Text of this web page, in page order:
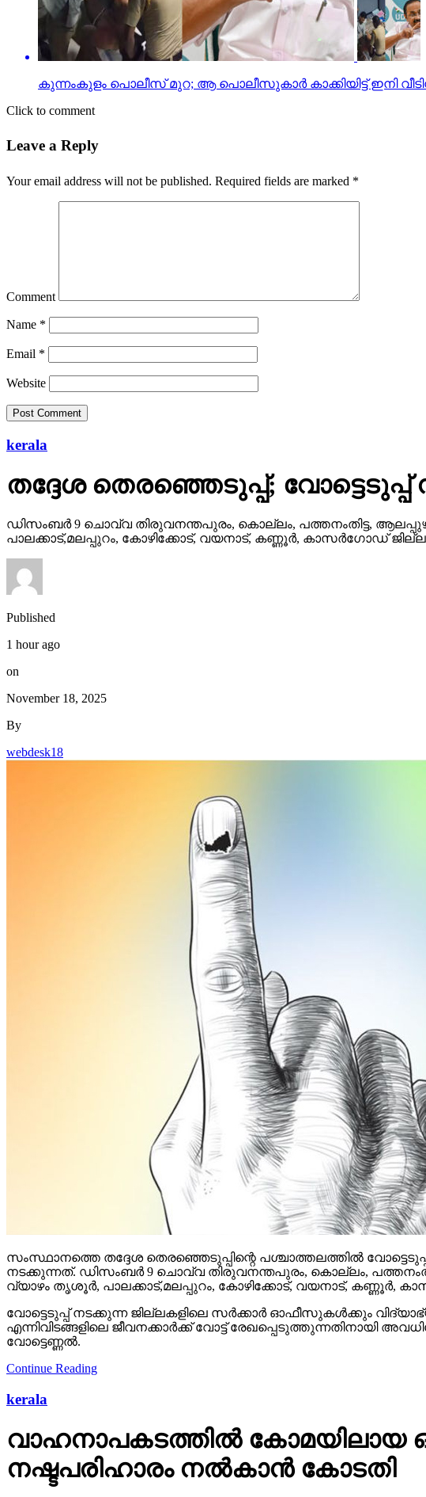
കുന്നംകുളം പൊലീസ് മുറ; ആ പൊലീസുകാര്‍ കാക്കിയിട്ട് ഇനി
Click to comment
Leave a Reply
Your email address will not be published. Required fields are marked *
Comment
Name *
Email *
Website
kerala
തദ്ദേശ തെരഞ്ഞെടുപ്പ്;
ഡിസംബര്‍ 9 ചൊവ്വ തിരുവനന്തപുരം, കൊല്ലം, പത്തനംതിട്ട,
പാലക്കാട്,മലപ്പുറം, കോഴിക്കോട്, വയനാട്, കണ്ണൂര്‍, കാസര്‍ഗോഡ്
Published
1 hour ago
on
November 18, 2025
By
webdesk18
സംസ്ഥാനത്തെ തദ്ദേശ തെരഞ്ഞെടുപ്പിന്റെ പശ്ചാത്തലത്തില്‍
നടക്കുന്നത്. ഡിസംബര്‍ 9 ചൊവ്വ തിരുവനന്തപുരം, കൊല്ലം,
വ്യാഴം തൃശൂര്‍, പാലക്കാട്,മലപ്പുറം, കോഴിക്കോട്, വയനാട്, കണ്ണൂര്‍,
വോട്ടെടുപ്പ് നടക്കുന്ന ജില്ലകളിലെ സര്‍ക്കാര്‍ ഓഫീസുകള്‍ക്കും
എന്നിവിടങ്ങളിലെ ജീവനക്കാര്‍ക്ക് വോട്ട് രേഖപ്പെടുത്തുന്നതിനായി
വോട്ടെണ്ണല്‍.
Continue Reading
kerala
വാഹനാപകടത്തില്‍ കോമയിലായ
നഷ്ടപരിഹാരം നല്‍കാന്‍ കോടതി